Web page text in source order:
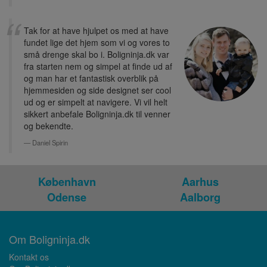
Tak for at have hjulpet os med at have
fundet lige det hjem som vi og vores to
små drenge skal bo i. Boligninja.dk var
fra starten nem og simpel at finde ud af
og man har et fantastisk overblik på
hjemmesiden og side designet ser cool
ud og er simpelt at navigere. Vi vil helt
sikkert anbefale Boligninja.dk til venner
og bekendte.
Daniel Spirin
København
Aarhus
Odense
Aalborg
Om Boligninja.dk
Kontakt os